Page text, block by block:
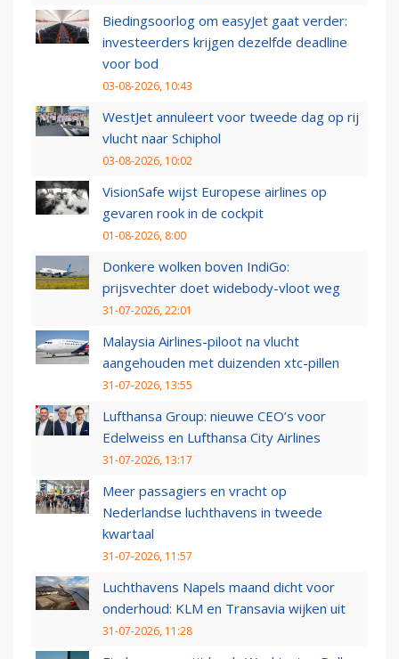
Biedingsoorlog om easyJet gaat verder:
investeerders krijgen dezelfde deadline
voor bod
03-08-2026, 10:43
WestJet annuleert voor tweede dag op rij
vlucht naar Schiphol
03-08-2026, 10:02
VisionSafe wijst Europese airlines op
gevaren rook in de cockpit
01-08-2026, 8:00
Donkere wolken boven IndiGo:
prijsvechter doet widebody-vloot weg
31-07-2026, 22:01
Malaysia Airlines-piloot na vlucht
aangehouden met duizenden xtc-pillen
31-07-2026, 13:55
Lufthansa Group: nieuwe CEO’s voor
Edelweiss en Lufthansa City Airlines
31-07-2026, 13:17
Meer passagiers en vracht op
Nederlandse luchthavens in tweede
kwartaal
31-07-2026, 11:57
Luchthavens Napels maand dicht voor
onderhoud: KLM en Transavia wijken uit
31-07-2026, 11:28